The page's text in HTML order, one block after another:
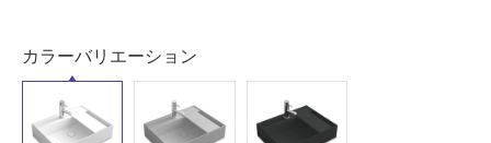
カラーバリエーション